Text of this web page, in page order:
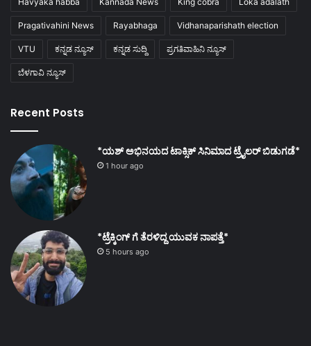
Pragativahini News Rayabhaga Vidhanaparishath election
VTU ಕನ್ನಡ ನ್ಯೂಸ್ ಕನ್ನಡ ಸುದ್ದಿ ಪ್ರಗತಿವಾಹಿನಿ ನ್ಯೂಸ್
ಬೆಳಗಾವಿ ನ್ಯೂಸ್
Recent Posts
*ಯಶ್ ಅಭಿನಯದ ಟಾಕ್ಸಿಕ್ ಸಿನಿಮಾದ ಟ್ರೈಲರ್ ಬಿಡುಗಡೆ*
1 hour ago
*ಟ್ರೆಕ್ಕಿಂಗ್ ಗೆ ತೆರಳಿದ್ದ ಯುವಕ ನಾಪತ್ತೆ*
5 hours ago